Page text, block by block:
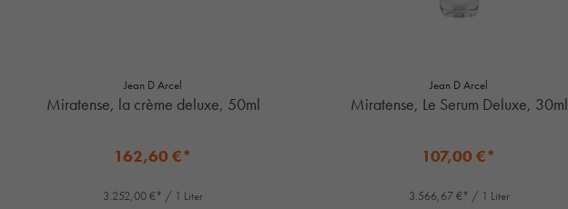
Jean D Arcel
Miratense, la crème deluxe, 50ml
162,60 €*
3.252,00 €* / 1 Liter
Jean D Arcel
Miratense, Le Serum Deluxe, 30ml
107,00 €*
3.566,67 €* / 1 Liter